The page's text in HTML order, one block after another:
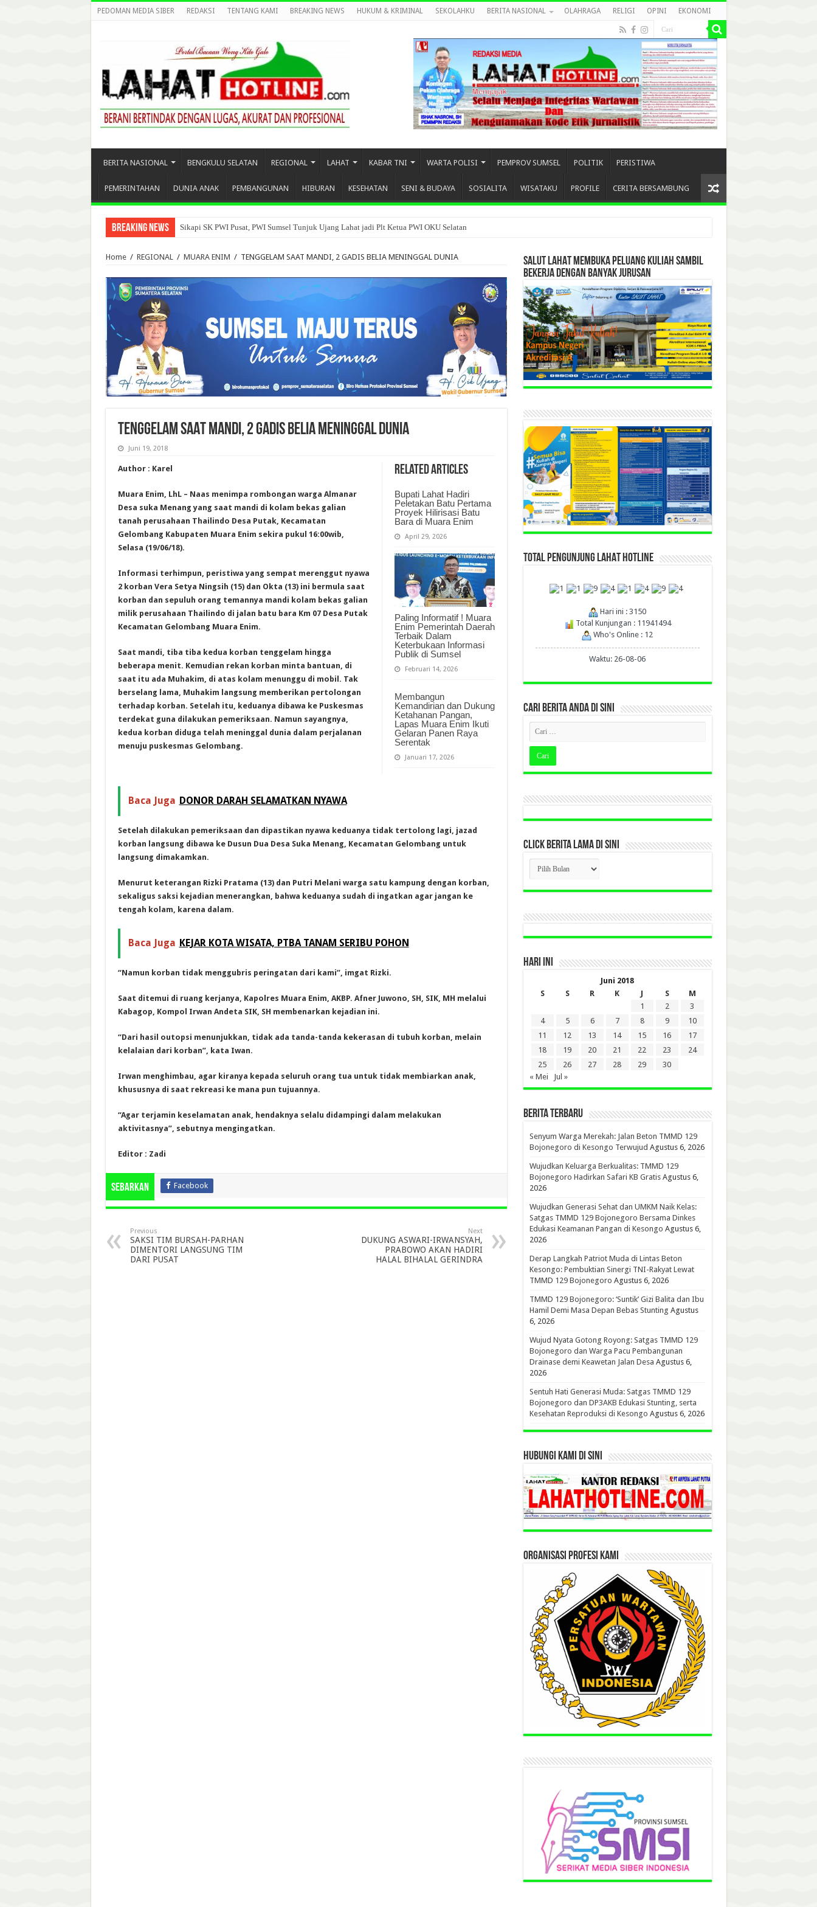
PEDOMAN MEDIA SIBER REDAKSI TENTANG KAMI BREAKING NEWS HUKUM & KRIMINAL SEKOLAHKU BERITA NASIONAL OLAHRAGA RELIGI OPINI EKONOMI
BERITA NASIONAL BENGKULU SELATAN REGIONAL LAHAT KABAR TNI WARTA POLISI PEMPROV SUMSEL POLITIK PERISTIWA
PEMERINTAHAN DUNIA ANAK PEMBANGUNAN HIBURAN KESEHATAN SENI & BUDAYA SOSIALITA WISATAKU PROFILE CERITA BERSAMBUNG
Breaking News Sikapi SK PWI Pusat, PWI Sumsel Tunjuk Ujang Lahat jadi Plt Ketua PWI OKU Selatan
Home / REGIONAL / MUARA ENIM / TENGGELAM SAAT MANDI, 2 GADIS BELIA MENINGGAL DUNIA
TENGGELAM SAAT MANDI, 2 GADIS BELIA MENINGGAL DUNIA
Juni 19, 2018
Related Articles
Bupati Lahat Hadiri
Peletakan Batu Pertama
Proyek Hilirisasi Batu
Bara di Muara Enim
April 29, 2026
Paling Informatif ! Muara
Enim Pemerintah Daerah
Terbaik Dalam
Keterbukaan Informasi
Publik di Sumsel
Februari 14, 2026
Membangun
Kemandirian dan Dukung
Ketahanan Pangan,
Lapas Muara Enim Ikuti
Gelaran Panen Raya
Serentak
Januari 17, 2026
Author : Karel
Muara Enim, LhL – Naas menimpa rombongan warga Almanar
Desa suka Menang yang saat mandi di kolam bekas galian
tanah perusahaan Thailindo Desa Putak, Kecamatan
Gelombang Kabupaten Muara Enim sekira pukul 16:00wib,
Selasa (19/06/18).
Informasi terhimpun, peristiwa yang sempat merenggut nyawa
2 korban Vera Setya Ningsih (15) dan Okta (13) ini bermula saat
korban dan sepuluh orang temannya mandi kolam bekas galian
milik perusahaan Thailindo di jalan batu bara Km 07 Desa Putak
Kecamatan Gelombang Muara Enim.
Saat mandi, tiba tiba kedua korban tenggelam hingga
beberapa menit. Kemudian rekan korban minta bantuan, di
saat itu ada Muhakim, di atas kolam menunggu di mobil. Tak
berselang lama, Muhakim langsung memberikan pertolongan
terhadap korban. Setelah itu, keduanya dibawa ke Puskesmas
terdekat guna dilakukan pemeriksaan. Namun sayangnya,
kedua korban diduga telah meninggal dunia dalam perjalanan
menuju puskesmas Gelombang.
Baca Juga DONOR DARAH SELAMATKAN NYAWA
Setelah dilakukan pemeriksaan dan dipastikan nyawa keduanya tidak tertolong lagi, jazad
korban langsung dibawa ke Dusun Dua Desa Suka Menang, Kecamatan Gelombang untuk
langsung dimakamkan.
Menurut keterangan Rizki Pratama (13) dan Putri Melani warga satu kampung dengan korban,
sekaligus saksi kejadian menerangkan, bahwa keduanya sudah di ingatkan agar jangan ke
tengah kolam, karena dalam.
Baca Juga KEJAR KOTA WISATA, PTBA TANAM SERIBU POHON
“Namun korban tidak menggubris peringatan dari kami”, imgat Rizki.
Saat ditemui di ruang kerjanya, Kapolres Muara Enim, AKBP. Afner Juwono, SH, SIK, MH melalui
Kabagop, Kompol Irwan Andeta SIK, SH membenarkan kejadian ini.
“Dari hasil outopsi menunjukkan, tidak ada tanda-tanda kekerasan di tubuh korban, melain
kelalaian dari korban”, kata Iwan.
Irwan menghimbau, agar kiranya kepada seluruh orang tua untuk tidak membiarkan anak,
khususnya di saat rekreasi ke mana pun tujuannya.
“Agar terjamin keselamatan anak, hendaknya selalu didampingi dalam melakukan
aktivitasnya”, sebutnya mengingatkan.
Editor : Zadi
Sebarkan Facebook
Previous
SAKSI TIM BURSAH-PARHAN
DIMENTORI LANGSUNG TIM
DARI PUSAT
Next
DUKUNG ASWARI-IRWANSYAH,
PRABOWO AKAN HADIRI
HALAL BIHALAL GERINDRA
SALUT LAHAT MEMBUKA PELUANG KULIAH SAMBIL
BEKERJA DENGAN BANYAK JURUSAN
TOTAL PENGUNJUNG LAHAT HOTLINE
Hari ini : 3150
Total Kunjungan : 11941494
Who's Online : 12
Waktu: 26-08-06
CARI BERITA ANDA DI SINI
CLICK BERITA LAMA DI SINI
CLICK
BERITA
LAMA
DI
HARI INI
Juni 2018
S
S R K J S
M
1
2
3
4
5 6 7 8 9
10
11
12 13 14 15 16
17
18
19 20 21 22 23
24
25
26 27 28 29
30
« Mei
Jul »
BERITA TERBARU
Senyum Warga Merekah: Jalan Beton TMMD 129
Bojonegoro di Kesongo Terwujud Agustus 6, 2026
Wujudkan Keluarga Berkualitas: TMMD 129
Bojonegoro Hadirkan Safari KB Gratis Agustus 6,
2026
Wujudkan Generasi Sehat dan UMKM Naik Kelas:
Satgas TMMD 129 Bojonegoro Bersama Dinkes
Edukasi Keamanan Pangan di Kesongo Agustus 6,
2026
Derap Langkah Patriot Muda di Lintas Beton
Kesongo: Pembuktian Sinergi TNI-Rakyat Lewat
TMMD 129 Bojonegoro Agustus 6, 2026
TMMD 129 Bojonegoro: ‘Suntik’ Gizi Balita dan Ibu
Hamil Demi Masa Depan Bebas Stunting Agustus
6, 2026
Wujud Nyata Gotong Royong: Satgas TMMD 129
Bojonegoro dan Warga Pacu Pembangunan
Drainase demi Keawetan Jalan Desa Agustus 6,
2026
Sentuh Hati Generasi Muda: Satgas TMMD 129
Bojonegoro dan DP3AKB Edukasi Stunting, serta
Kesehatan Reproduksi di Kesongo Agustus 6, 2026
HUBUNGI KAMI DI SINI
ORGANISASI PROFESI KAMI